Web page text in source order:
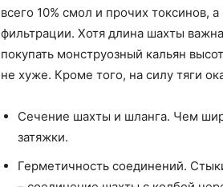
всего 10% смол и прочих токсинов,
фильтрации. Хотя длина шахты
покупать монструозный кальян
не хуже. Кроме того, на силу тяги
Сечение шахты и шланга. Чем
затяжки.
Герметичность соединений.